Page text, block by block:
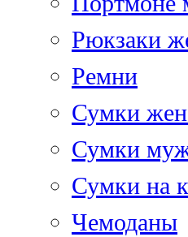
Рюкзаки
Ремни
Сумки
Сумки
Сумки на
Чемоданы